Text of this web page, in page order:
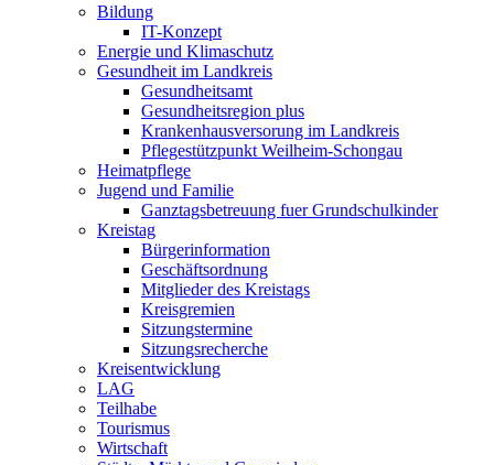
Bildung
IT-Konzept
Energie und Klimaschutz
Gesundheit im Landkreis
Gesundheitsamt
Gesundheitsregion plus
Krankenhausversorung im Landkreis
Pflegestützpunkt Weilheim-Schongau
Heimatpflege
Jugend und Familie
Ganztagsbetreuung fuer Grundschulkinder
Kreistag
Bürgerinformation
Geschäftsordnung
Mitglieder des Kreistags
Kreisgremien
Sitzungstermine
Sitzungsrecherche
Kreisentwicklung
LAG
Teilhabe
Tourismus
Wirtschaft